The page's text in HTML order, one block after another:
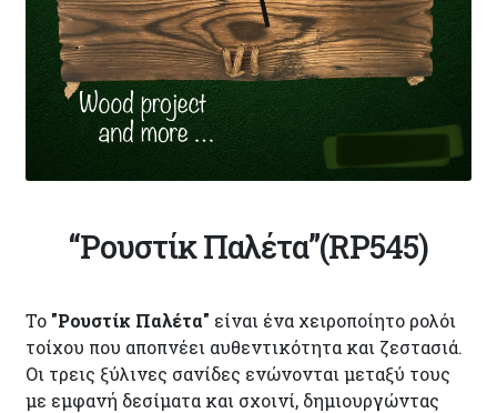
“Ρουστίκ Παλέτα”(RP545)
Το "Ρουστίκ Παλέτα" είναι ένα χειροποίητο ρολόι
τοίχου που αποπνέει αυθεντικότητα και ζεστασιά.
Οι τρεις ξύλινες σανίδες ενώνονται μεταξύ τους
με εμφανή δεσίματα και σχοινί, δημιουργώντας